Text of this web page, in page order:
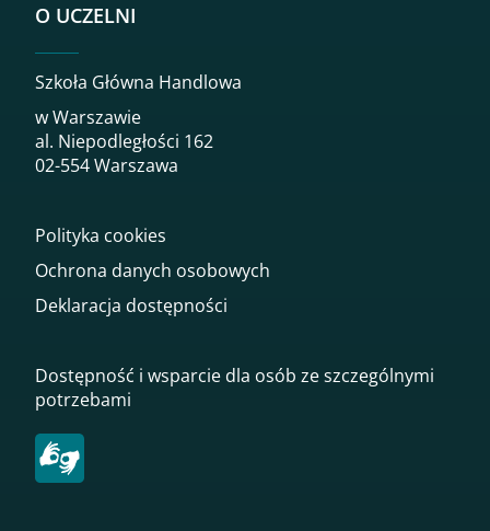
O UCZELNI
Szkoła Główna Handlowa
w Warszawie
al. Niepodległości 162
02-554 Warszawa
Polityka cookies
Ochrona danych osobowych
Deklaracja dostępności
Dostępność i wsparcie dla osób ze szczególnymi
potrzebami